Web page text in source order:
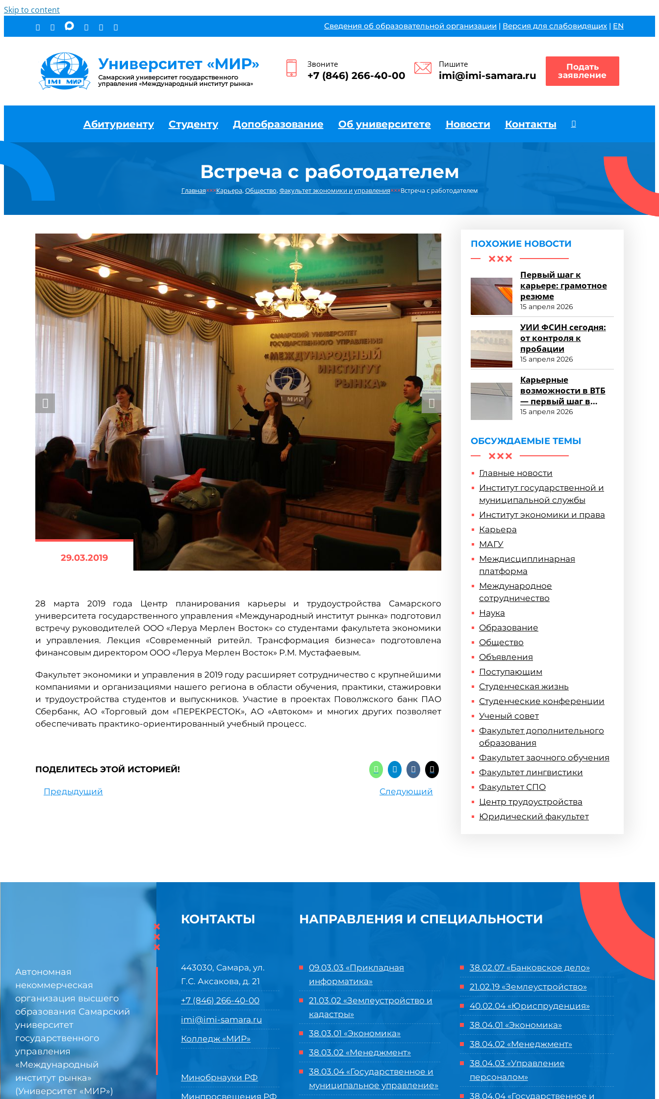
Skip to content
Сведения об образовательной организации | Версия для слабовидящих | EN
Звоните
+7 (846) 266-40-00
Пишите
imi@imi-samara.ru
Подать
заявление
Абитуриенту Студенту Допобразование Об университете Новости Контакты
Встреча с работодателем
Главная×××Карьера,Общество,Факультет экономики и управления×××Встреча с работодателем
29.03.2019
28 марта 2019 года Центр планирования карьеры и трудоустройства Самарского
университета государственного управления «Международный институт рынка» подготовил
встречу руководителей ООО «Леруа Мерлен Восток» со студентами факультета экономики
и управления. Лекция «Современный ритейл. Трансформация бизнеса» подготовлена
финансовым директором ООО «Леруа Мерлен Восток» Р.М. Мустафаевым.
Факультет экономики и управления в 2019 году расширяет сотрудничество с крупнейшими
компаниями и организациями нашего региона в области обучения, практики, стажировки
и трудоустройства студентов и выпускников. Участие в проектах Поволжского банк ПАО
Сбербанк, АО «Торговый дом «ПЕРЕКРЕСТОК», АО «Автоком» и многих других позволяет
обеспечивать практико-ориентированный учебный процесс.
ПОДЕЛИТЕСЬ ЭТОЙ ИСТОРИЕЙ!
Предыдущий Следующий
ПОХОЖИЕ НОВОСТИ
Первый шаг к
карьере: грамотное
резюме
15 апреля 2026
УИИ ФСИН сегодня:
от контроля к
пробации
15 апреля 2026
Карьерные
возможности в ВТБ
— первый шаг в
профессию
15 апреля 2026
ОБСУЖДАЕМЫЕ ТЕМЫ
Главные новости
Институт государственной и
муниципальной службы
Институт экономики и права
Карьера
МАГУ
Междисциплинарная
платформа
Международное
сотрудничество
Наука
Образование
Общество
Объявления
Поступающим
Студенческая жизнь
Студенческие конференции
Ученый совет
Факультет дополнительного
образования
Факультет заочного обучения
Факультет лингвистики
Факультет СПО
Центр трудоустройства
Юридический факультет
Автономная
некоммерческая
организация высшего
образования Самарский
университет
государственного
управления
«Международный
институт рынка»
(Университет «МИР»)
×
×
×
КОНТАКТЫ
443030, Самара, ул.
Г.С. Аксакова, д. 21
+7 (846) 266-40-00
imi@imi-samara.ru
Колледж «МИР»
Минобрнауки РФ
Минпросвещения РФ
НАПРАВЛЕНИЯ И СПЕЦИАЛЬНОСТИ
09.03.03 «Прикладная
информатика»
21.03.02 «Землеустройство и
кадастры»
38.03.01 «Экономика»
38.03.02 «Менеджмент»
38.03.04 «Государственное и
муниципальное управление»
38.02.07 «Банковское дело»
21.02.19 «Землеустройство»
40.02.04 «Юриспруденция»
38.04.01 «Экономика»
38.04.02 «Менеджмент»
38.04.03 «Управление
персоналом»
38.04.04 «Государственное и